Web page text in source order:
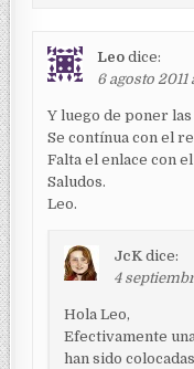
Leo dice:
6 agosto 2011
Y luego de poner
Se contínua con el
Falta el enlace con
Saludos.
Leo.
JcK dice:
4
Hola Leo,
Efectivamente
han sido